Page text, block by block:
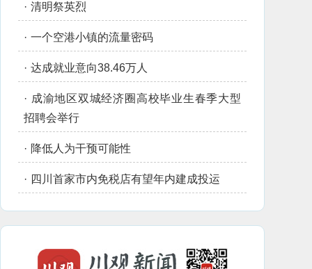
· 清明祭英烈
· 一个空港小镇的流量密码
· 达成就业意向38.46万人
· 成渝地区双城经济圈高校毕业生春季大型
招聘会举行
· 降低人为干预可能性
· 四川首家市内免税店有望年内建成投运